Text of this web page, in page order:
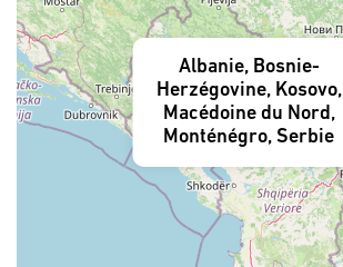
Albanie, Bosnie-
Herzégovine, Kosovo,
Macédoine du Nord,
Monténégro, Serbie